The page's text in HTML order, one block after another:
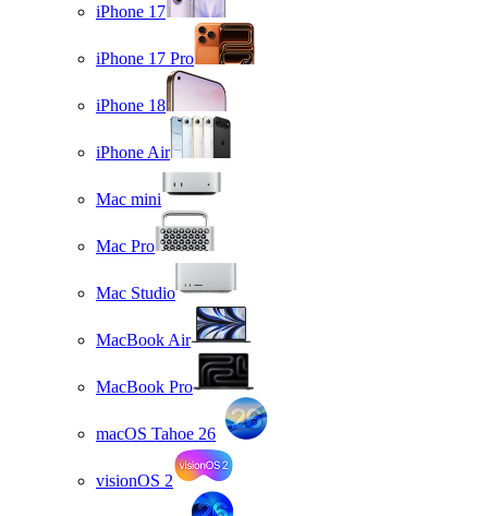
iPhone 17
iPhone 17 Pro
iPhone 18
iPhone Air
Mac mini
Mac Pro
Mac Studio
MacBook Air
MacBook Pro
macOS Tahoe 26
visionOS 2